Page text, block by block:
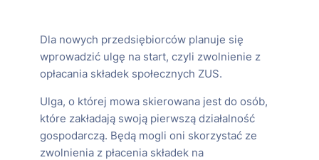
Dla nowych przedsiębiorców planuje się
wprowadzić ulgę na start, czyli zwolnienie z
opłacania składek społecznych ZUS.
Ulga, o której mowa skierowana jest do osób,
które zakładają swoją pierwszą działalność
gospodarczą. Będą mogli oni skorzystać ze
zwolnienia z płacenia składek na